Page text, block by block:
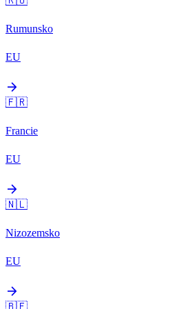
Rumunsko
EU
arrow_forward
🇫🇷
Francie
EU
arrow_forward
🇳🇱
Nizozemsko
EU
arrow_forward